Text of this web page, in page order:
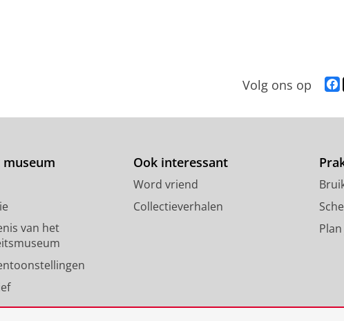
Volg ons op
i
van het
Ook interessant
Word vriend
Collectieverhalen